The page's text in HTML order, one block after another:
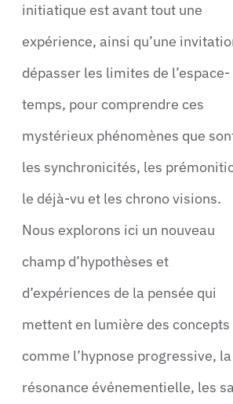
initiatique est avant tout une
expérience, ainsi qu’une
dépasser les limites de l’espace-
temps, pour comprendre ces
mystérieux phénomènes que
les synchronicités, les
le déjà-vu et les chrono visions.
Nous explorons ici un nouveau
champ d’hypothèses et
d’expériences de la pensée qui
mettent en lumière des concepts
comme l’hypnose progressive, la
résonance événementielle, les